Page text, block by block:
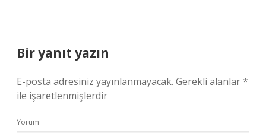
Bir yanıt yazın
E-posta adresiniz yayınlanmayacak. Gerekli alanlar*
ile işaretlenmişlerdir
Yorum